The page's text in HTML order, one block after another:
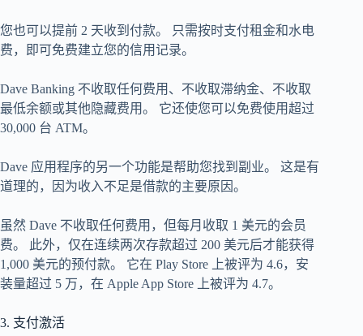
您也可以提前 2 天收到付款。 只需按时支付租金和水电
费，即可免费建立您的信用记录。
Dave Banking 不收取任何费用、不收取滞纳金、不收取
最低余额或其他隐藏费用。 它还使您可以免费使用超过
30,000 台 ATM。
Dave 应用程序的另一个功能是帮助您找到副业。 这是有
道理的，因为收入不足是借款的主要原因。
虽然 Dave 不收取任何费用，但每月收取 1 美元的会员
费。 此外，仅在连续两次存款超过 200 美元后才能获得
1,000 美元的预付款。 它在 Play Store 上被评为 4.6，安
装量超过 5 万，在 Apple App Store 上被评为 4.7。
3. 支付激活